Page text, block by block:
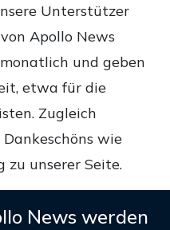
Unterstützer
Apollo News
und geben
etwa für die
Zugleich
wie
zu unserer Seite.
News werden